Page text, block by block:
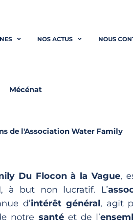
NOS ACTUS NOUS
Mécénat
de l'Association Water Family
Du Flocon à la Vague,
, à but non lucratif. L’
d’intérêt général, agit
notre santéet de l’